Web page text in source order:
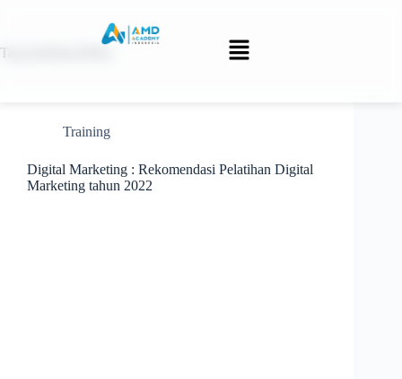
Tag
Training
Digital Marketing : Rekomendasi Pelatihan Digital
Marketing tahun 2022